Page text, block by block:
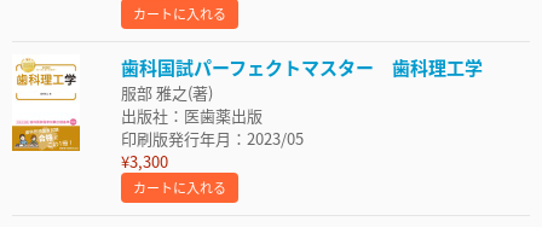
カートに入れる
歯科国試パーフェクトマスター 歯科理工学
服部 雅之(著)
出版社：医歯薬出版
印刷版発行年月：2023/05
¥3,300
カートに入れる